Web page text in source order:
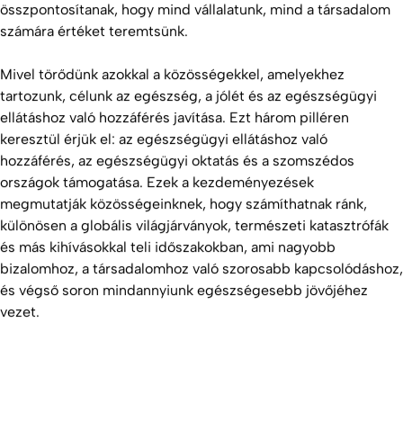
összpontosítanak, hogy mind vállalatunk, mind a társadalom
számára értéket teremtsünk.
Mivel törődünk azokkal a közösségekkel, amelyekhez
tartozunk, célunk az egészség, a jólét és az egészségügyi
ellátáshoz való hozzáférés javítása. Ezt három pilléren
keresztül érjük el: az egészségügyi ellátáshoz való
hozzáférés, az egészségügyi oktatás és a szomszédos
országok támogatása. Ezek a kezdeményezések
megmutatják közösségeinknek, hogy számíthatnak ránk,
különösen a globális világjárványok, természeti katasztrófák
és más kihívásokkal teli időszakokban, ami nagyobb
bizalomhoz, a társadalomhoz való szorosabb kapcsolódáshoz,
és végső soron mindannyiunk egészségesebb jövőjéhez
vezet.